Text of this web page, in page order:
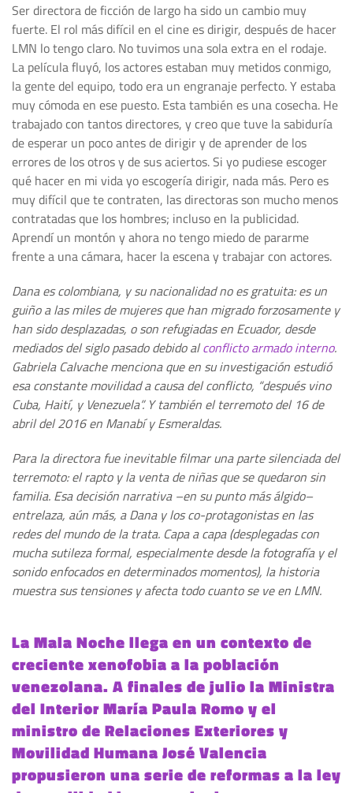
Ser directora de ficción de largo ha sido un cambio muy
fuerte. El rol más difícil en el cine es dirigir, después de hacer
LMN lo tengo claro. No tuvimos una sola extra en el rodaje.
La película fluyó, los actores estaban muy metidos conmigo,
la gente del equipo, todo era un engranaje perfecto. Y estaba
muy cómoda en ese puesto. Esta también es una cosecha. He
trabajado con tantos directores, y creo que tuve la sabiduría
de esperar un poco antes de dirigir y de aprender de los
errores de los otros y de sus aciertos. Si yo pudiese escoger
qué hacer en mi vida yo escogería dirigir, nada más. Pero es
muy difícil que te contraten, las directoras son mucho menos
contratadas que los hombres; incluso en la publicidad.
Aprendí un montón y ahora no tengo miedo de pararme
frente a una cámara, hacer la escena y trabajar con actores.
Dana es colombiana, y su nacionalidad no es gratuita: es un
guiño a las miles de mujeres que han migrado forzosamente y
han sido desplazadas, o son refugiadas en Ecuador, desde
mediados del siglo pasado debido alconflicto armado interno.
Gabriela Calvache menciona que en su investigación estudió
esa constante movilidad a causa del conflicto, “después vino
Cuba, Haití, y Venezuela”. Y también el terremoto del 16 de
abril del 2016 en Manabí y Esmeraldas.
Para la directora fue inevitable filmar una parte silenciada del
terremoto: el rapto y la venta de niñas que se quedaron sin
familia. Esa decisión narrativa –en su punto más álgido–
entrelaza, aún más, a Dana y los co-protagonistas en las
redes del mundo de la trata. Capa a capa (desplegadas con
mucha sutileza formal, especialmente desde la fotografía y el
sonido enfocados en determinados momentos), la historia
muestra sus tensiones y afecta todo cuanto se ve en LMN.
La Mala Noche llega en un contexto de
creciente xenofobia a la población
venezolana. A finales de julio la Ministra
del Interior María Paula Romo y el
ministro de Relaciones Exteriores y
Movilidad Humana José Valencia
propusieron una serie de reformas a la ley